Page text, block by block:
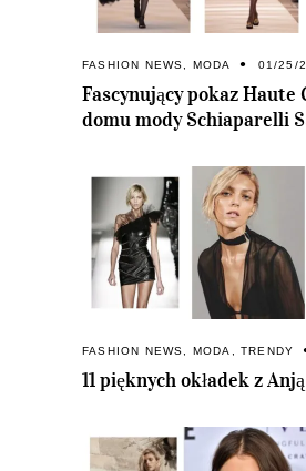
FASHION NEWS MODA 01/25/
Fascynujący pokaz Haute
domu mody Schiaparelli
FASHION NEWS MODA ,TRENDY
11 pięknych okładek z